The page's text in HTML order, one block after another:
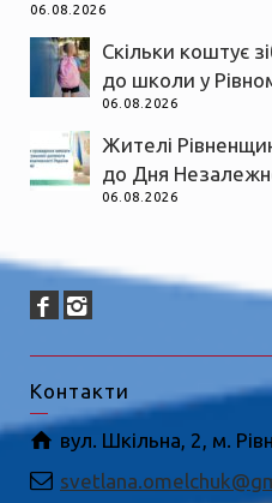
06.08.2026
Скільки коштує
до школи у
06.08.2026
Жителі
до Дня
06.08.2026
Контакти
вул. Шкільна, 2, м.